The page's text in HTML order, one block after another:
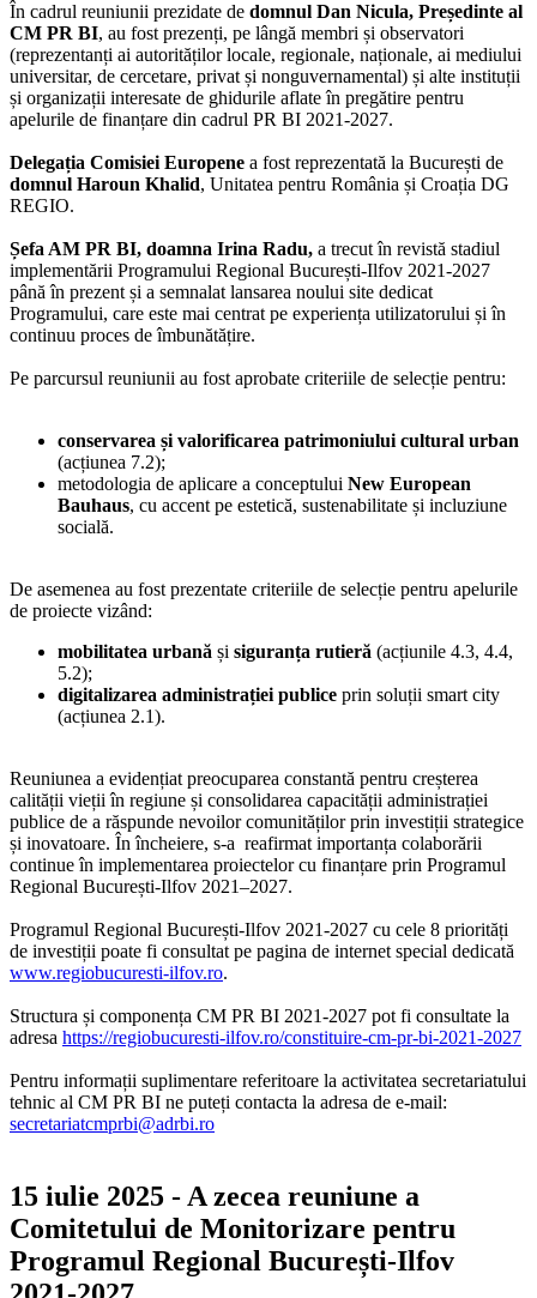
În cadrul reuniunii prezidate de domnul Dan Nicula, Președinte al
CM PR BI, au fost prezenți, pe lângă membri și observatori
(reprezentanți ai autorităților locale, regionale, naționale, ai mediului
universitar, de cercetare, privat și nonguvernamental) și alte instituții
și organizații interesate de ghidurile aflate în pregătire pentru
apelurile de finanțare din cadrul PR BI 2021-2027.
Delegația Comisiei Europene a fost reprezentată la București de
domnul Haroun Khalid, Unitatea pentru România și Croația DG
REGIO.
Șefa AM PR BI, doamna Irina Radu, a trecut în revistă stadiul
implementării Programului Regional București-Ilfov 2021-2027
până în prezent și a semnalat lansarea noului site dedicat
Programului, care este mai centrat pe experiența utilizatorului și în
continuu proces de îmbunătățire.
Pe parcursul reuniunii au fost aprobate criteriile de selecție pentru:
conservarea și valorificarea patrimoniului cultural urban
(acțiunea 7.2);
metodologia de aplicare a conceptului New European
Bauhaus, cu accent pe estetică, sustenabilitate și incluziune
socială.
De asemenea au fost prezentate criteriile de selecție pentru apelurile
de proiecte vizând:
mobilitatea urbană și siguranța rutieră (acțiunile 4.3, 4.4,
5.2);
digitalizarea administrației publice prin soluții smart city
(acțiunea 2.1).
Reuniunea a evidențiat preocuparea constantă pentru creșterea
calității vieții în regiune și consolidarea capacității administrației
publice de a răspunde nevoilor comunităților prin investiții strategice
și inovatoare. În încheiere, s-a reafirmat importanța colaborării
continue în implementarea proiectelor cu finanțare prin Programul
Regional București-Ilfov 2021–2027.
Programul Regional București-Ilfov 2021-2027 cu cele 8 priorități
de investiții poate fi consultat pe pagina de internet special dedicată
www.regiobucuresti-ilfov.ro.
Structura și componența CM PR BI 2021-2027 pot fi consultate la
adresa https://regiobucuresti-ilfov.ro/constituire-cm-pr-bi-2021-2027
Pentru informații suplimentare referitoare la activitatea secretariatului
tehnic al CM PR BI ne puteți contacta la adresa de e-mail:
secretariatcmprbi@adrbi.ro
15 iulie 2025 - A zecea reuniune a
Comitetului de Monitorizare pentru
Programul Regional București-Ilfov